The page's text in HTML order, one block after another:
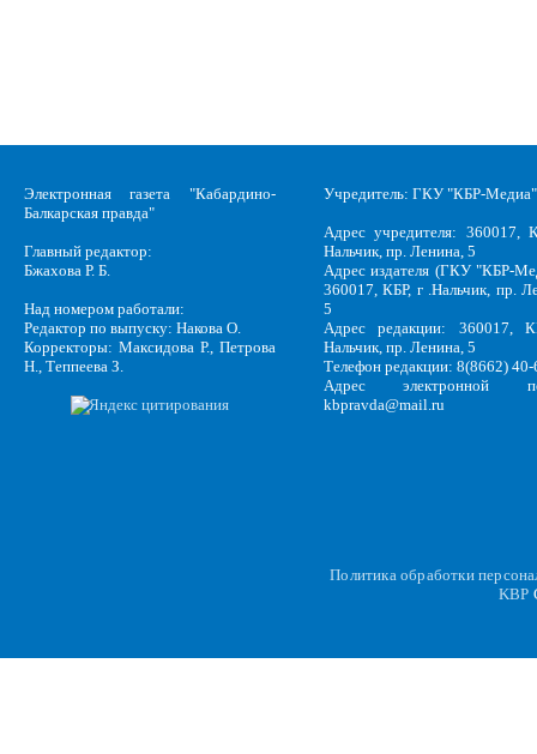
Электронная газета "Кабардино-
Балкарская правда"
Главный редактор:
Бжахова Р. Б.
Над номером работали:
Редактор по выпуску: Накова О.
Корректоры: Максидова Р., Петрова
Н., Теппеева З.
Учредитель: ГКУ "КБР-Медиа"
Адрес учредителя: 360017,
Нальчик, пр. Ленина, 5
Адрес издателя (ГКУ "КБР-
360017, КБР, г .Нальчик, пр.
5
Адрес редакции: 360017,
Нальчик, пр. Ленина, 5
Телефон редакции: 8(8662)
Адрес электронной
kbpravda@mail.ru
Политика обработки
KBP